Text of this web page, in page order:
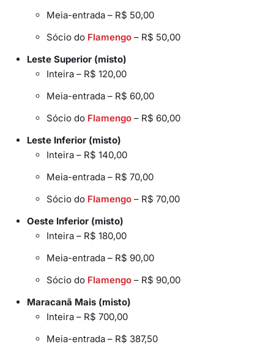
Meia-entrada – R$ 50,00
Sócio do Flamengo – R$ 50,00
Leste Superior (misto)
Inteira – R$ 120,00
Meia-entrada – R$ 60,00
Sócio do Flamengo – R$ 60,00
Leste Inferior (misto)
Inteira – R$ 140,00
Meia-entrada – R$ 70,00
Sócio do Flamengo – R$ 70,00
Oeste Inferior (misto)
Inteira – R$ 180,00
Meia-entrada – R$ 90,00
Sócio do Flamengo – R$ 90,00
Maracanã Mais (misto)
Inteira – R$ 700,00
Meia-entrada – R$ 387,50